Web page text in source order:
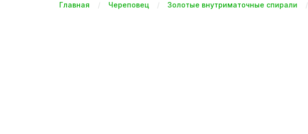
Главная Череповец Золотые внутриматочные спирали